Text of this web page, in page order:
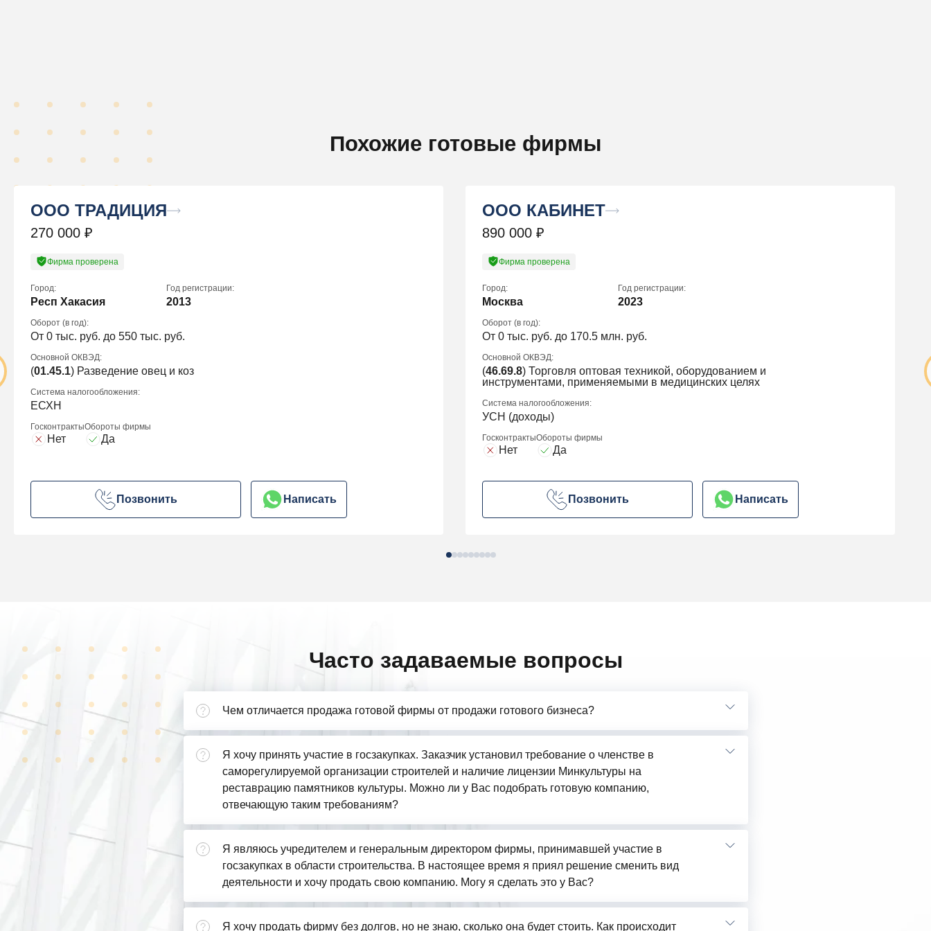
Похожие готовые фирмы
ООО ТРАДИЦИЯ
270 000 ₽
Фирма проверена
Город:
Респ Хакасия
Год регистрации:
2013
Оборот (в год):
От 0 тыс. руб. до 550 тыс. руб.
Основной ОКВЭД:
(01.45.1) Разведение овец и коз
Система налогообложения:
ЕСХН
Госконтракты
Нет
Обороты фирмы
Да
Позвонить Написать
ООО КАБИНЕТ
890 000 ₽
Фирма проверена
Город:
Москва
Год регистрации:
2023
Оборот (в год):
От 0 тыс. руб. до 170.5 млн. руб.
Основной ОКВЭД:
(46.69.8) Торговля оптовая техникой, оборудованием и
инструментами, применяемыми в медицинских целях
Система налогообложения:
УСН (доходы)
Госконтракты
Нет
Обороты фирмы
Да
Позвонить Написать
Часто задаваемые вопросы
Чем отличается продажа готовой фирмы от продажи готового бизнеса?
Я хочу принять участие в госзакупках. Заказчик установил требование о членстве в
саморегулируемой организации строителей и наличие лицензии Минкультуры на
реставрацию памятников культуры. Можно ли у Вас подобрать готовую компанию,
отвечающую таким требованиям?
Я являюсь учредителем и генеральным директором фирмы, принимавшей участие в
госзакупках в области строительства. В настоящее время я приял решение сменить вид
деятельности и хочу продать свою компанию. Могу я сделать это у Вас?
Я хочу продать фирму без долгов, но не знаю, сколько она будет стоить. Как происходит